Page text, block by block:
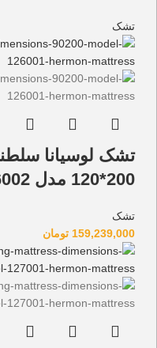
تشک
تشک لوسیانا
200*120 مدل 126002
تشک
159,239,000 تومان